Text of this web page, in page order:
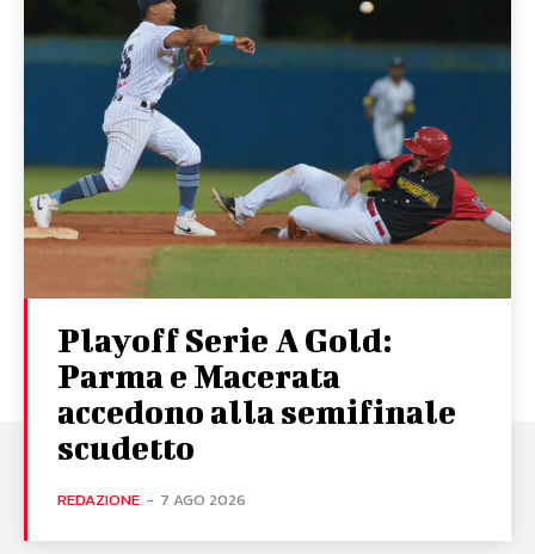
Playoff Serie A Gold:
Parma e Macerata
accedono alla semifinale
scudetto
REDAZIONE - 7 AGO 2026